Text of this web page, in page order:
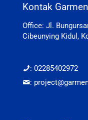
Kontak
Office: Jl.
Cibeunying Kidul,
: 02285402972
: